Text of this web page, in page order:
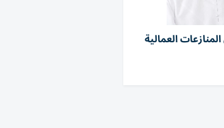
من المنازعات العمالية